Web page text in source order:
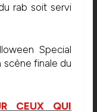
rab soit servi
Special
scène finale du
CEUX QUI